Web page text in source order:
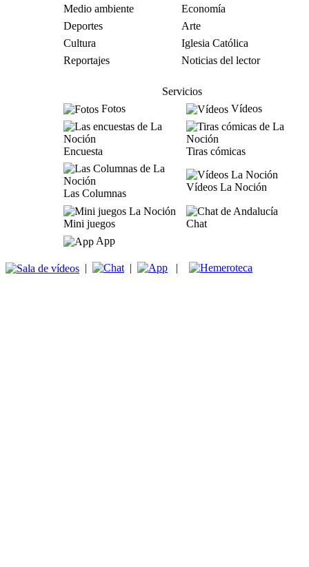
Medio ambiente
Economía
Deportes
Arte
Cultura
Iglesia Católica
Reportajes
Noticias del lector
Servicios
Fotos
Vídeos
Encuesta Tiras cómicas
Las Columnas
Vídeos La Noción
Mini juegos
Chat
App
| | |